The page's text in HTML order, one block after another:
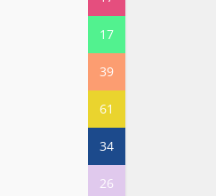
17
39
61
34
26